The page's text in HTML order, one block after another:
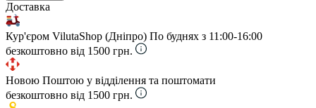
Доставка
Кур'єром VilutaShop (Дніпро) По буднях з 11:00-16:00
безкоштовно від 1500 грн.
Новою Поштою у відділення та поштомати
безкоштовно від 1500 грн.